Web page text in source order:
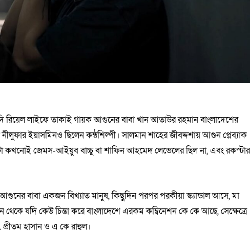
রিয়েল লাইফে তাকাই গায়ক আগুনের বাবা খান আতাউর রহমান বাংলাদেশের
ইয়াসমিনও ছিলেন কন্ঠশিল্পী। সালমান শাহের জীবদ্দশায় আগুন প্লেব্যাক
কখনোই জেমস-আইয়ুব বাচ্চু বা শাফিন আহমেদ লেভেলের ছিল না, এবং রকস্টার
বাবা একজন বিখ্যাত মানুষ, কিছুদিন পরপর পরকীয়া স্ক্যান্ডাল আসে, মা
যদি কেউ চিন্তা করে বাংলাদেশে এরকম কম্বিনেশন কে কে আছে, সেক্ষেত্রে
হাসান ও এ কে রাহুল।